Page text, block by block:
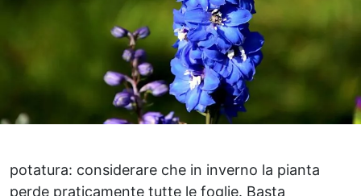
potatura: considerare che in inverno la pianta
perde praticamente tutte le foglie. Basta